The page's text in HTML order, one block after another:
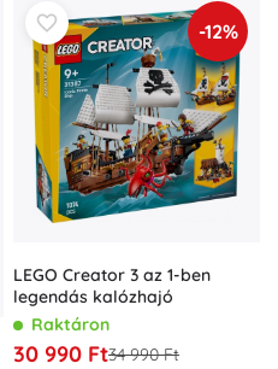
-12%
LEGO Creator 3 az 1-ben
legendás kalózhajó
Raktáron
30 990 Ft34 990 Ft